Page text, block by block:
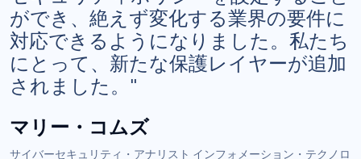
ができ、絶えず変化する業界の要件に
対応できるようになりました。私たち
にとって、新たな保護レイヤーが追加
されました。"
マリー・コムズ
サイバーセキュリティ・アナリスト インフォメーション・テクノロ